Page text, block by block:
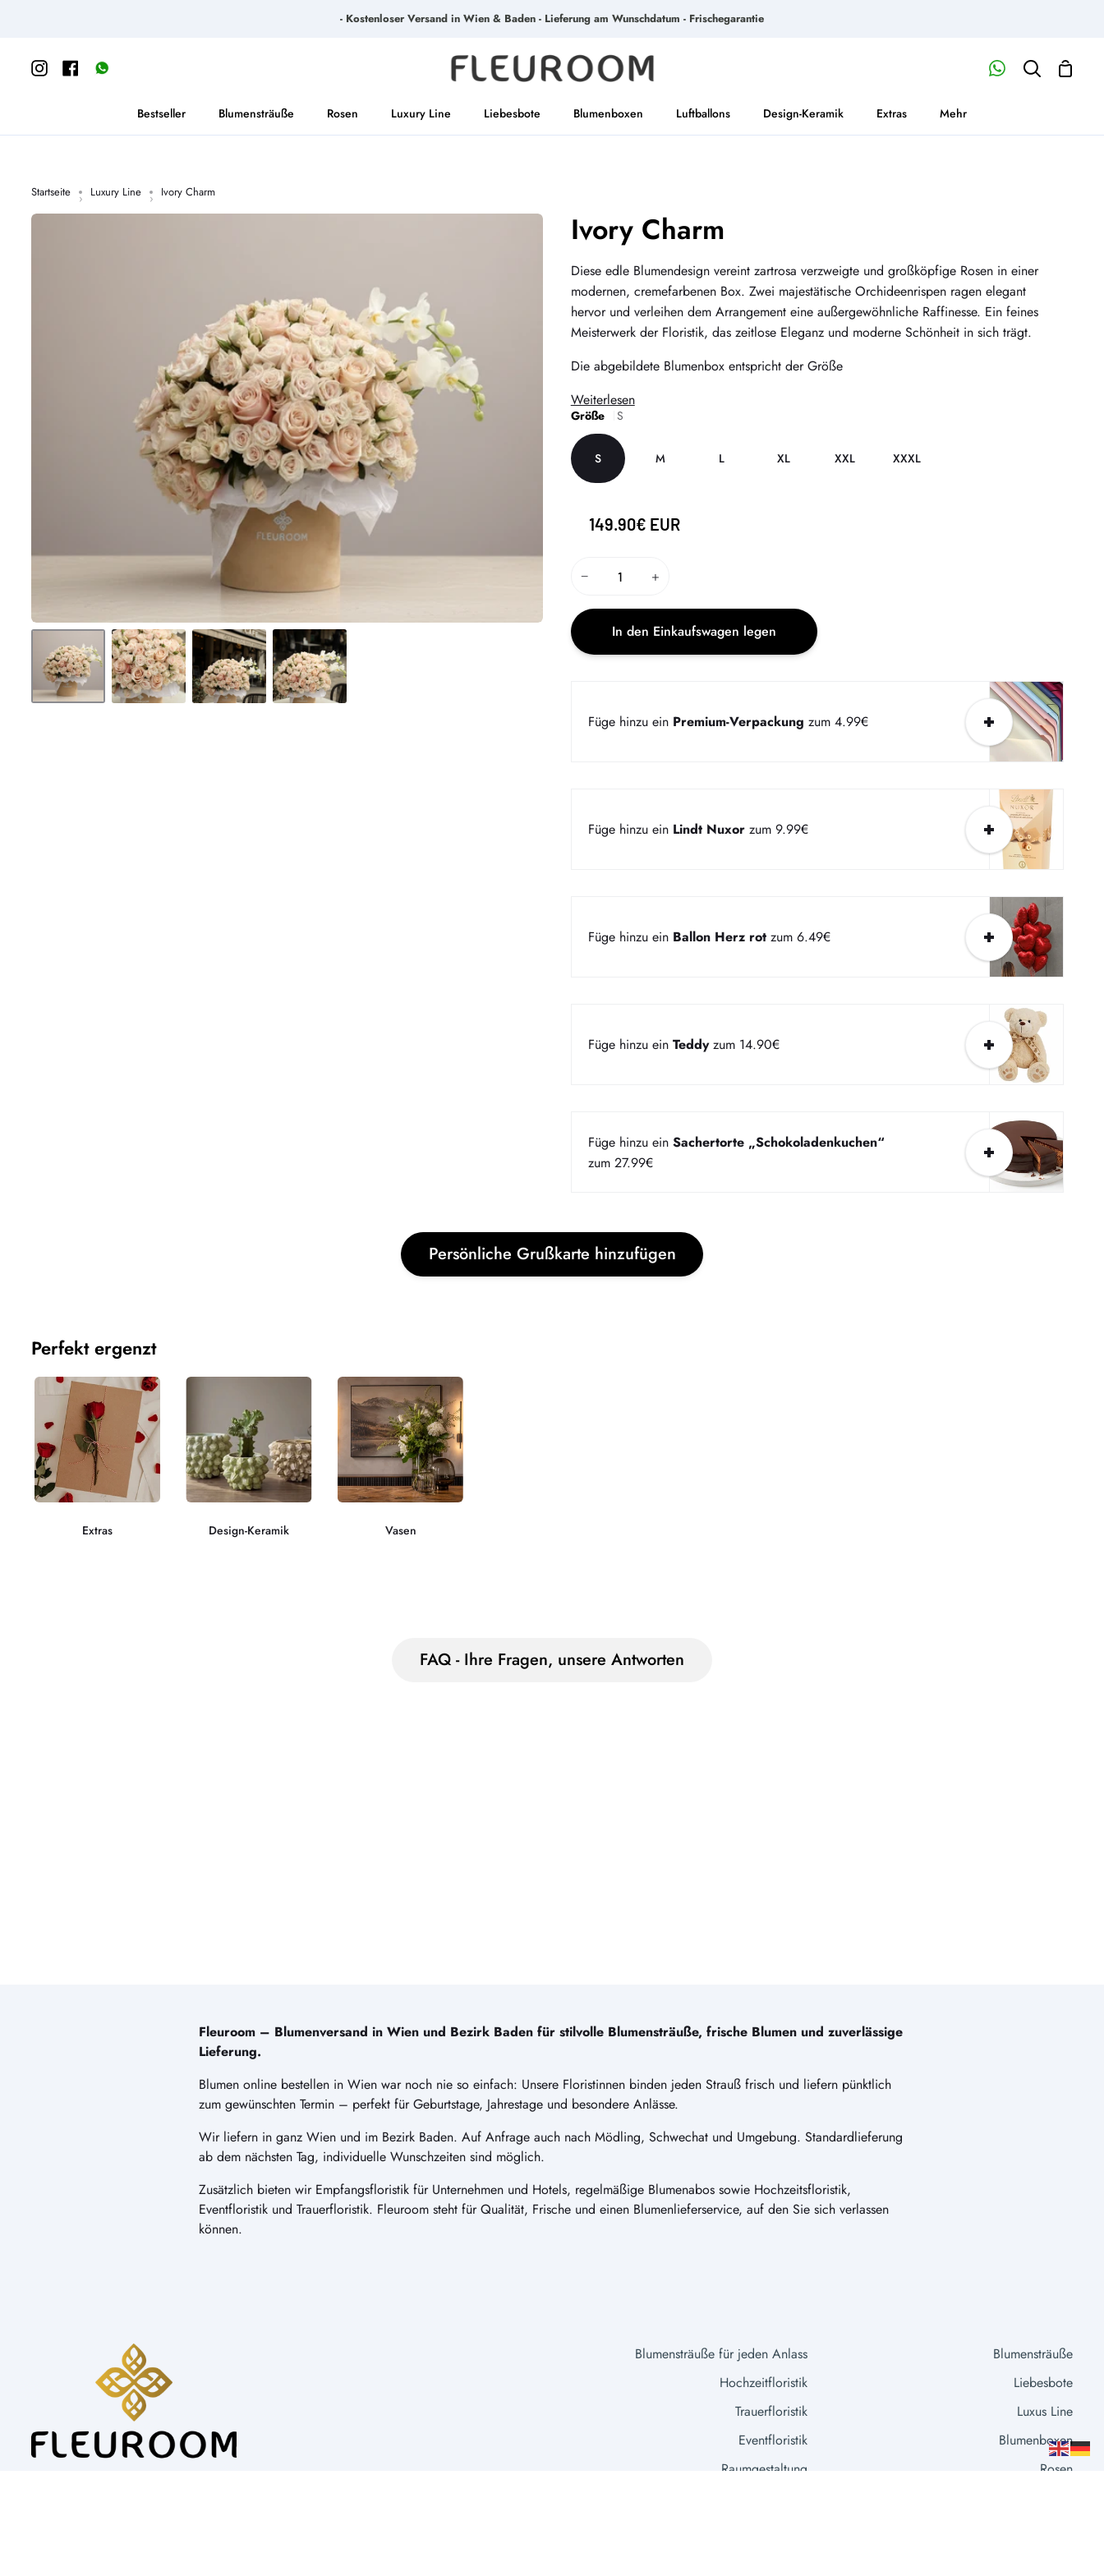
- Kostenloser Versand in Wien & Baden - Lieferung am Wunschdatum - Frischegarantie
InstagramFacebookhttps://wa.me/message/65S6SGWSKU3YK1
Mein
Suchen
Bestseller Blumensträuße Rosen Luxury Line Liebesbote Blumenboxen Luftballons Design-Keramik Extras Mehr
Startseite › Luxury Line › Ivory Charm
Ivory Charm
Diese edle Blumendesign vereint zartrosa verzweigte und großköpfige Rosen in einer
modernen, cremefarbenen Box. Zwei majestätische Orchideenrispen ragen elegant
hervor und verleihen dem Arrangement eine außergewöhnliche Raffinesse. Ein feines
Meisterwerk der Floristik, das zeitlose Eleganz und moderne Schönheit in sich trägt.
Die abgebildete Blumenbox entspricht der Größe
Weiterlesen
Größe S
S M L XL XXL XXXL
149.90€ EUR
− +
In den Einkaufswagen legen
Füge hinzu ein Premium-Verpackung zum 4.99€
Füge hinzu ein Lindt Nuxor zum 9.99€
Füge hinzu ein Ballon Herz rot zum 6.49€
Füge hinzu ein Teddy zum 14.90€
Füge hinzu ein Sachertorte „Schokoladenkuchen“
zum 27.99€
Persönliche Grußkarte hinzufügen
Perfekt ergenzt
Extras Design-Keramik Vasen
FAQ - Ihre Fragen, unsere Antworten
Fleuroom – Blumenversand in Wien und Bezirk Baden für stilvolle Blumensträuße, frische Blumen und zuverlässige
Lieferung.
Blumen online bestellen in Wien war noch nie so einfach: Unsere Floristinnen binden jeden Strauß frisch und liefern pünktlich
zum gewünschten Termin – perfekt für Geburtstage, Jahrestage und besondere Anlässe.
Wir liefern in ganz Wien und im Bezirk Baden. Auf Anfrage auch nach Mödling, Schwechat und Umgebung. Standardlieferung
ab dem nächsten Tag, individuelle Wunschzeiten sind möglich.
Zusätzlich bieten wir Empfangsfloristik für Unternehmen und Hotels, regelmäßige Blumenabos sowie Hochzeitsfloristik,
Eventfloristik und Trauerfloristik. Fleuroom steht für Qualität, Frische und einen Blumenlieferservice, auf den Sie sich verlassen
können.
Blumensträuße für jeden Anlass
Hochzeitfloristik
Trauerfloristik
Eventfloristik
Raumgestaltung
Blumensträuße
Liebesbote
Luxus Line
Blumenboxen
Rosen